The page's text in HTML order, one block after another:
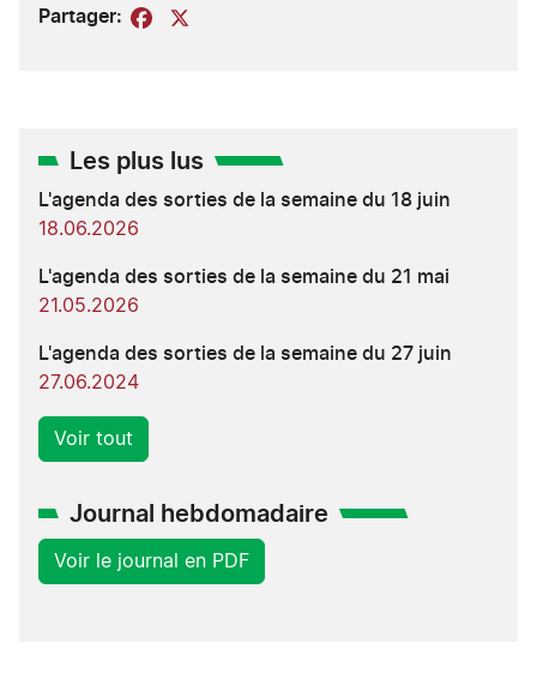
Partager: Facebook
Les plus lus
L'agenda des sorties de la semaine du 18 juin
18.06.2026
L'agenda des sorties de la semaine du 21 mai
21.05.2026
L'agenda des sorties de la semaine du 27 juin
27.06.2024
Voir tout
Journal hebdomadaire
Voir le journal en PDF